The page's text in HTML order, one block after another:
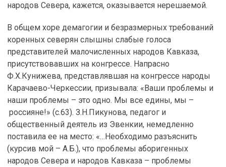
народов Севера, кажется, оказывается нерешаемой.
В общем хоре демагогии и безразмерных требований
коренных северян слышны слабые голоса
представителей малочисленных народов Кавказа,
присутствовавших на конгрессе. Напрасно
Ф.Х.Кунижева, представлявшая на конгрессе народы
Карачаево-Черкессии, призывала: «Ваши проблемы и
наши проблемы – это одно. Мы все едины, мы –
россияне!» (с.63). З.Н.Пикунова, педагог и
общественный деятель из Эвенкии, немедленно
поставила ее на место: «…Необходимо разъяснить
(курсив мой – А.Б.), что проблемы аборигенных
народов Севера и народов Кавказа – проблемы